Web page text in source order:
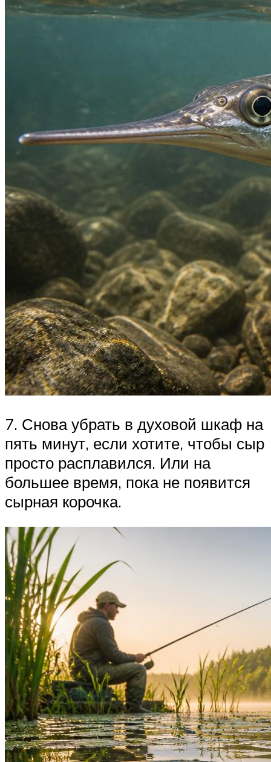
7. Снова убрать в духовой шкаф на
пять минут, если хотите, чтобы сыр
просто расплавился. Или на
большее время, пока не появится
сырная корочка.